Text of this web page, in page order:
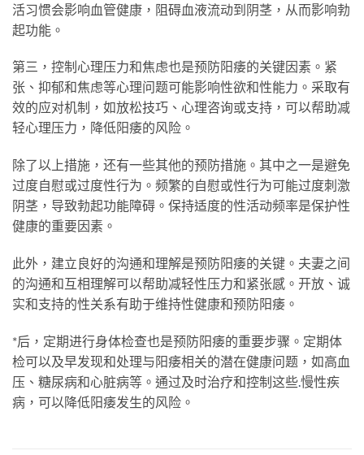
活习惯会影响血管健康，阻碍血液流动到阴茎，从而影响勃
起功能。
第三，控制心理压力和焦虑也是预防阳痿的关键因素。紧
张、抑郁和焦虑等心理问题可能影响性欲和性能力。采取有
效的应对机制，如放松技巧、心理咨询或支持，可以帮助减
轻心理压力，降低阳痿的风险。
除了以上措施，还有一些其他的预防措施。其中之一是避免
过度自慰或过度性行为。频繁的自慰或性行为可能过度刺激
阴茎，导致勃起功能障碍。保持适度的性活动频率是保护性
健康的重要因素。
此外，建立良好的沟通和理解是预防阳痿的关键。夫妻之间
的沟通和互相理解可以帮助减轻性压力和紧张感。开放、诚
实和支持的性关系有助于维持性健康和预防阳痿。
*后，定期进行身体检查也是预防阳痿的重要步骤。定期体
检可以及早发现和处理与阳痿相关的潜在健康问题，如高血
压、糖尿病和心脏病等。通过及时治疗和控制这些.慢性疾
病，可以降低阳痿发生的风险。